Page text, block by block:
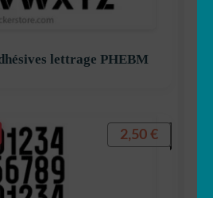
lettrage PHEBM
2,50 €